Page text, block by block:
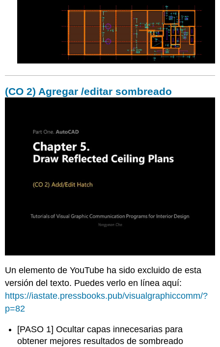
(CO 2) Agregar /editar sombreado
Un elemento de YouTube ha sido excluido de esta
versión del texto. Puedes verlo en línea aquí:
https://iastate.pressbooks.pub/visualgraphiccomm/?
p=82
[PASO 1] Ocultar capas innecesarias para
obtener mejores resultados de sombreado